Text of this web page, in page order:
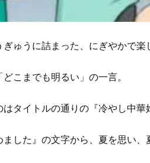
ゅうに詰まった、にぎやかで楽
こまでも明るい」の一言。
タイトルの通りの『冷やし中華
した』の文字から、夏を思い、